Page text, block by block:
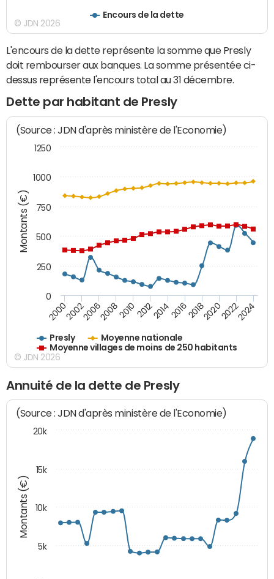
Encours de la dette
© JDN 2026
L'encours de la dette représente la somme que Presly
doit rembourser aux banques. La somme présentée ci-
dessus représente l'encours total au 31 décembre.
Dette par habitant de Presly
Montants (€)
(Source : JDN d'après ministère de l'Economie)
Presly
Moyenne nationale
Moyenne villages de moins de 250 habitants
200020022006200820102012201420162018202020222024
0
250
500
750
1000
1250
© JDN 2026
Annuité de la dette de Presly
Montants (€)
(Source : JDN d'après ministère de l'Economie)
5k
10k
15k
20k